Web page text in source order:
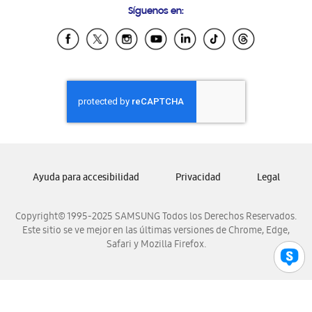
Samsung Ecuador
Samsung El Salvador
Samsung Honduras
Samsung Nicaragua
Samsung Panamá
Samsung Venezuela
Síguenos en:
Copyright© 1995-2025 SAMSUNG Todos los Derechos Reservados.
Este sitio se ve mejor en las últimas versiones de Chrome, Edge,
Safari y Mozilla Firefox.
Ayuda para accesibilidad Privacidad Legal